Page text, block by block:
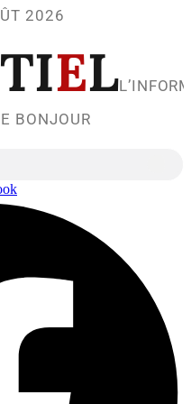
2026
EL
BONJOUR